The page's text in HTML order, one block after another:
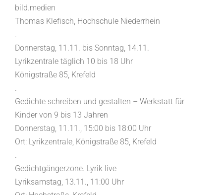
bild.medien
Thomas Klefisch, Hochschule Niederrhein
.
Donnerstag, 11.11. bis Sonntag, 14.11.
Lyrikzentrale täglich 10 bis 18 Uhr
Königstraße 85, Krefeld
.
Gedichte schreiben und gestalten – Werkstatt für
Kinder von 9 bis 13 Jahren
Donnerstag, 11.11., 15:00 bis 18:00 Uhr
Ort: Lyrikzentrale, Königstraße 85, Krefeld
.
Gedichtgängerzone. Lyrik live
Lyriksamstag, 13.11., 11:00 Uhr